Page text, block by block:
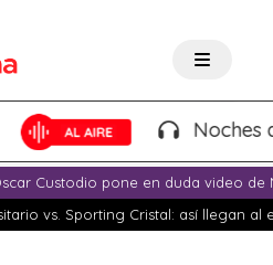
Noches de
Custodio pone en duda video de
vs. Sporting Cristal: así llegan al